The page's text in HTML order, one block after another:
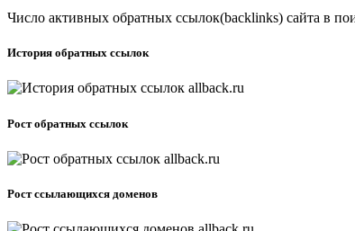
Число активных обратных ссылок(backlinks) сайта в
История обратных ссылок
Рост обратных ссылок
Рост ссылающихся доменов